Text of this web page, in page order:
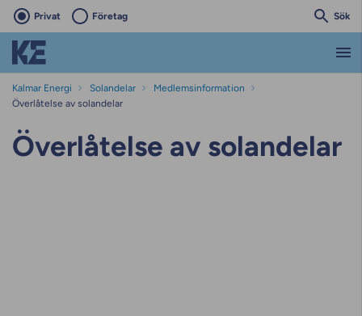
Privat Företag Sök
Kalmar Energi Solandelar
Medlemsinformation
Överlåtelse av solandelar
Överlåtelse av solandelar